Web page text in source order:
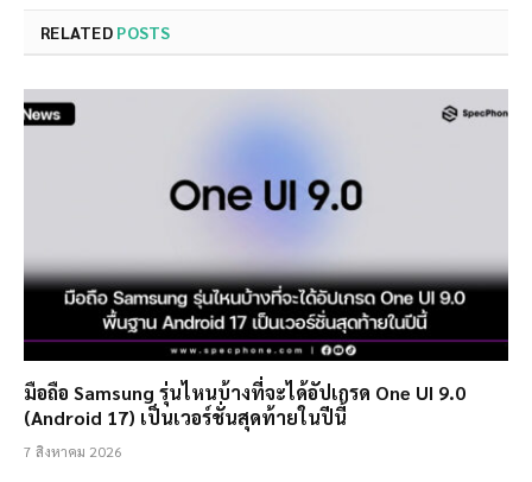
RELATED POSTS
มือถือ Samsung รุ่นไหนบ้างที่จะได้อัปเกรด One UI 9.0
(Android 17) เป็นเวอร์ชั่นสุดท้ายในปีนี้
7 สิงหาคม 2026